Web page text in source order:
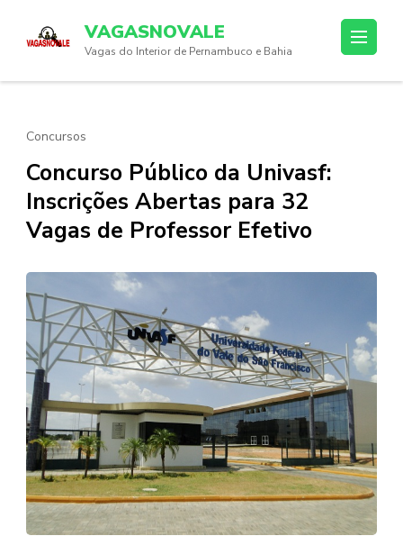
(Press
VAGASNOVALE
Vagas do Interior de Pernambuco e Bahia
Concursos
Concurso Público da Univasf:
Inscrições Abertas para 32
Vagas de Professor Efetivo